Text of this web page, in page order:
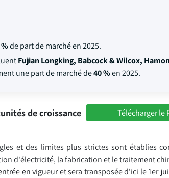
de part de marché en 2025.
Fujian Longking, Babcock & Wilcox,
une part de marché de40 %en 2025.
de croissance Télécharger le
et des limites plus strictes sont établies
d'électricité, la fabrication et le traitement
en vigueur et sera transposée d'ici le 1er